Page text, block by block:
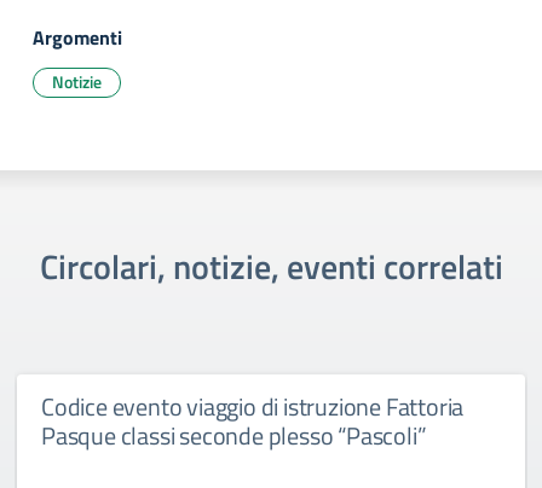
Argomenti
Notizie
Circolari, notizie, eventi correlati
Codice evento viaggio di istruzione Fattoria
Pasque classi seconde plesso “Pascoli”